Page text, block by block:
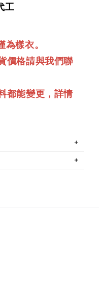
工
樣衣。
價格請與我們聯
都能變更，詳情